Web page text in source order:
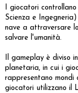
I giocatori
Scienza e
nave a attraversare
salvare l'umanità.
Il gameplay è diviso
planetaria, in cui i
rappresentano mondi
giocatori utilizzano il